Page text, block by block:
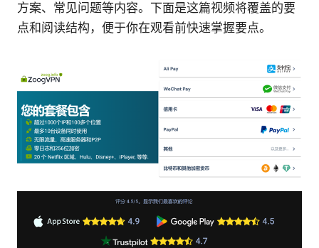
方案、常见问题等内容。下面是这篇视频将覆盖的要
点和阅读结构，便于你在观看前快速掌握要点。